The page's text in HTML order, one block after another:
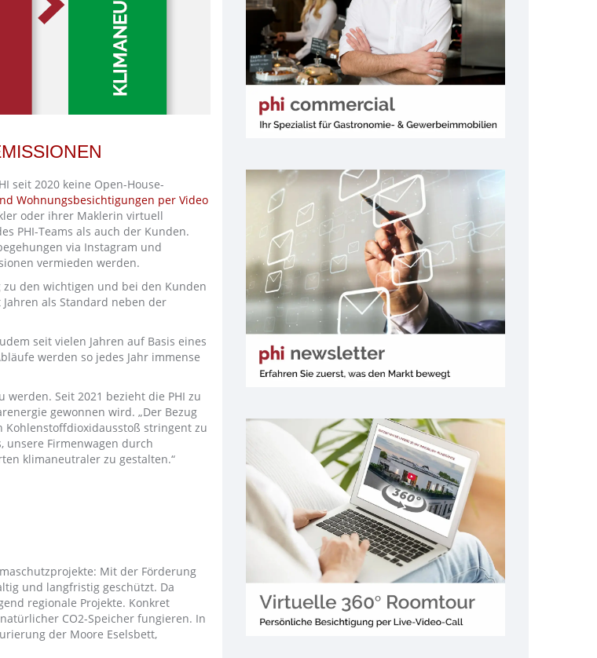
seit 2020 keine Open-House-
Wohnungsbesichtigungen per Video
oder ihrer Maklerin virtuell
PHI-Teams als auch der Kunden.
via Instagram und
vermieden werden.
den wichtigen und bei den Kunden
Jahren als Standard neben der
seit vielen Jahren auf Basis eines
werden so jedes Jahr immense
Seit 2021 bezieht die PHI zu
gewonnen wird. „Der Bezug
Kohlenstoffdioxidausstoß stringent zu
unsere Firmenwagen durch
klimaneutraler zu gestalten.“
Mit der Förderung
und langfristig geschützt. Da
regionale Projekte. Konkret
CO2-Speicher fungieren. In
der Moore Eselsbett,